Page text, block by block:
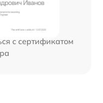
с сертификатом